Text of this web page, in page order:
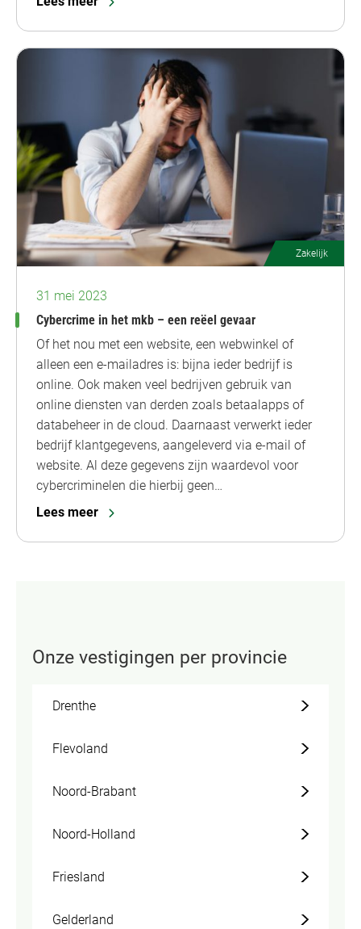
Zakelijk
31 mei 2023
Cybercrime in het mkb – een reëel gevaar
Of het nou met een website, een webwinkel of
alleen een e-mailadres is: bijna ieder bedrijf is
online. Ook maken veel bedrijven gebruik van
online diensten van derden zoals betaalapps of
databeheer in de cloud. Daarnaast verwerkt ieder
bedrijf klantgegevens, aangeleverd via e-mail of
website. Al deze gegevens zijn waardevol voor
cybercriminelen die hierbij geen…
Lees meer
Onze vestigingen per provincie
Drenthe
Flevoland
Noord-Brabant
Noord-Holland
Friesland
Gelderland